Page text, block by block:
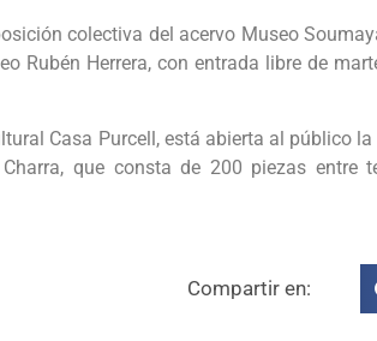
colectiva del acervo Museo
Rubén Herrera, con entrada libre de
Casa Purcell, está abierta al público
que consta de 200 piezas entre
Compartir en: